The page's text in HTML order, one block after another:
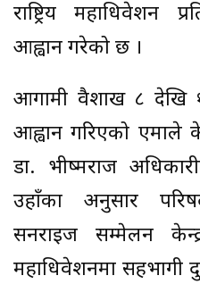
राष्ट्रिय महाधिवेशन
आह्वान गरेको छ ।
आगामी वैशाख ८ देखि
आह्वान गरिएको एमाले
डा. भीष्मराज
उहाँका अनुसार
सनराइज सम्मेलन
महाधिवेशनमा